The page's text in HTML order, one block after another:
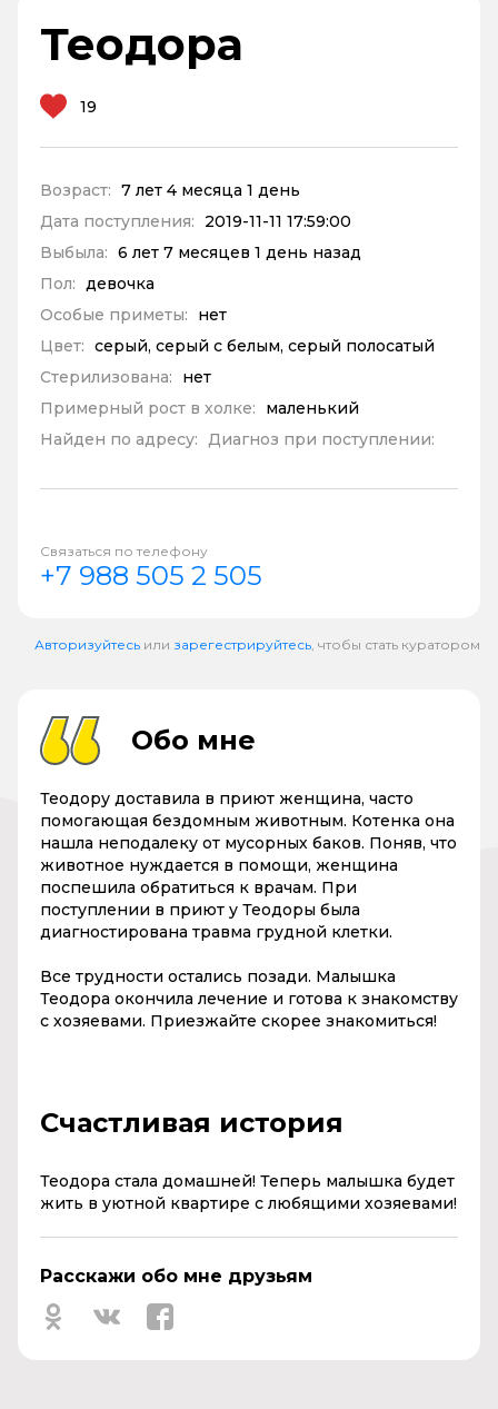
Теодора
19
Возраст: 7 лет 4 месяца 1 день
Дата поступления:
2019-11-11 17:59:00
Выбыла: 6 лет 7 месяцев 1 день назад
Пол: девочка
Особые приметы:
нет
Цвет: серый, серый с белым, серый полосатый
Стерилизована:
нет
Примерный рост в холке:
маленький
Найден по адресу: Диагноз при поступлении:
Связаться по телефону
+7 988 505 2 505
Авторизуйтесь или зарегестрируйтесь , чтобы стать куратором
Обо мне
Теодору доставила в приют женщина, часто
помогающая бездомным животным. Котенка она
нашла неподалеку от мусорных баков. Поняв, что
животное нуждается в помощи, женщина
поспешила обратиться к врачам. При
поступлении в приют у Теодоры была
диагностирована травма грудной клетки.
Все трудности остались позади. Малышка
Теодора окончила лечение и готова к знакомству
с хозяевами. Приезжайте скорее знакомиться!
Счастливая история
Теодора стала домашней! Теперь малышка будет
жить в уютной квартире с любящими хозяевами!
Расскажи обо мне друзьям